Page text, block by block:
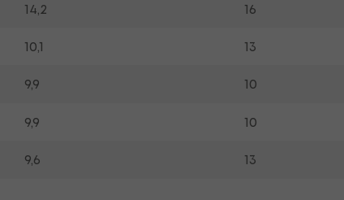
14,2 16
10,1 13
9,9 10
9,9 10
9,6 13